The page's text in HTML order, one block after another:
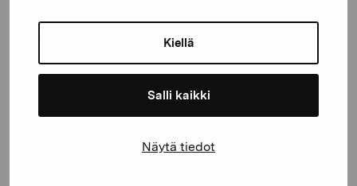
Kiellä
Salli kaikki
Näytä tiedot
proartibus@proartibus.fi